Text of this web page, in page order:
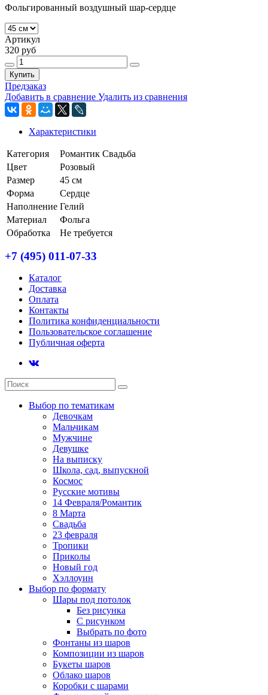
Фольгированный воздушный шар-сердце
Артикул
320 руб
Купить
Предзаказ
Добавить в сравнение Удалить из сравнения
Характеристики
Категория Романтик Свадьба
Цвет
Розовый
Размер
45 см
Форма
Сердце
Наполнение Гелий
Материал
Фольга
Обработка
Не требуется
+7 (495) 011-07-33
Каталог
Доставка
Оплата
Контакты
Политика конфиденциальности
Пользовательское соглашение
Публичная оферта
Выбор по тематикам
Девочкам
Мальчикам
Мужчине
Девушке
На выписку
Школа, сад, выпускной
Космос
Русские мотивы
14 Февраля/Романтик
8 Марта
Свадьба
23 февраля
Тропики
Приколы
Новый год
Хэллоуин
Выбор по формату
Шары под потолок
Без рисунка
С рисунком
Выбрать по фото
Фонтаны из шаров
Композиции из шаров
Букеты шаров
Облако шаров
Коробки с шарами